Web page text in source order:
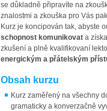
se důkladně připravíte na
znalostmi a zkouška pro Vás
Kurz je koncipován tak, abyste
schopnost komunikovat a
zkušení a plně kvalifikovaní
energickým a přátelským
Obsah kurzu
Kurz zaměřený na všechny
gramaticky a konverzačně